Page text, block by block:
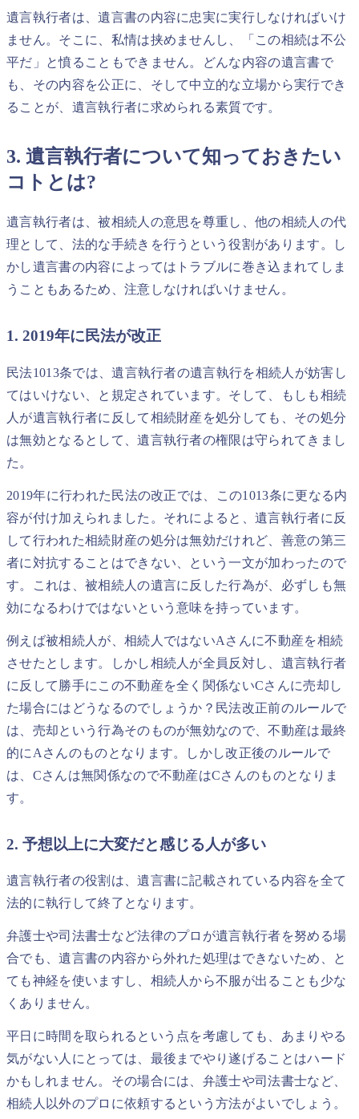
遺言執行者は、遺言書の内容に忠実に実行しなければいけ
ません。そこに、私情は挟めませんし、「この相続は不公
平だ」と憤ることもできません。どんな内容の遺言書で
も、その内容を公正に、そして中立的な立場から実行でき
ることが、遺言執行者に求められる素質です。
3. 遺言執行者について知っておきたい
コトとは?
遺言執行者は、被相続人の意思を尊重し、他の相続人の代
理として、法的な手続きを行うという役割があります。し
かし遺言書の内容によってはトラブルに巻き込まれてしま
うこともあるため、注意しなければいけません。
1. 2019年に民法が改正
民法1013条では、遺言執行者の遺言執行を相続人が妨害し
てはいけない、と規定されています。そして、もしも相続
人が遺言執行者に反して相続財産を処分しても、その処分
は無効となるとして、遺言執行者の権限は守られてきまし
た。
2019年に行われた民法の改正では、この1013条に更なる内
容が付け加えられました。それによると、遺言執行者に反
して行われた相続財産の処分は無効だけれど、善意の第三
者に対抗することはできない、という一文が加わったので
す。これは、被相続人の遺言に反した行為が、必ずしも無
効になるわけではないという意味を持っています。
例えば被相続人が、相続人ではないAさんに不動産を相続
させたとします。しかし相続人が全員反対し、遺言執行者
に反して勝手にこの不動産を全く関係ないCさんに売却し
た場合にはどうなるのでしょうか？民法改正前のルールで
は、売却という行為そのものが無効なので、不動産は最終
的にAさんのものとなります。しかし改正後のルールで
は、Cさんは無関係なので不動産はCさんのものとなりま
す。
2. 予想以上に大変だと感じる人が多い
遺言執行者の役割は、遺言書に記載されている内容を全て
法的に執行して終了となります。
弁護士や司法書士など法律のプロが遺言執行者を努める場
合でも、遺言書の内容から外れた処理はできないため、と
ても神経を使いますし、相続人から不服が出ることも少な
くありません。
平日に時間を取られるという点を考慮しても、あまりやる
気がない人にとっては、最後までやり遂げることはハード
かもしれません。その場合には、弁護士や司法書士など、
相続人以外のプロに依頼するという方法がよいでしょう。